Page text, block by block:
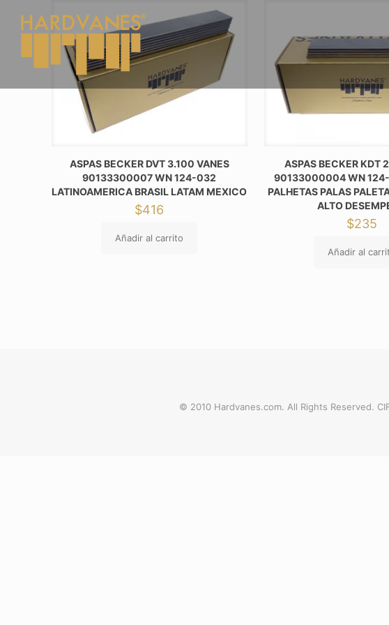
ASPAS BECKER DVT 3.100 VANES
90133300007 WN 124-032
LATINOAMERICA BRASIL LATAM MEXICO
$416
Añadir al carrito
ASPAS BECKER KDT
90133000004 WN
PALHETAS PALAS
ALTO
$235
Añadir al
© 2010 Hardvanes.com. All Rights Reserved.